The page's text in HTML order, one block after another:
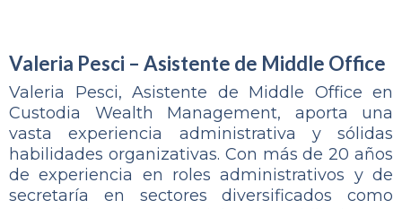
Valeria Pesci – Asistente de Middle Office
Valeria Pesci, Asistente de Middle Office en
Custodia Wealth Management, aporta una
vasta experiencia administrativa y sólidas
habilidades organizativas. Con más de 20 años
de experiencia en roles administrativos y de
secretaría en sectores diversificados como